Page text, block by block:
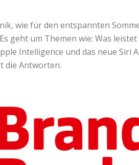
wie für den entspannten
geht um Themen wie: Was
Intelligence und das neue Siri
die Antworten.